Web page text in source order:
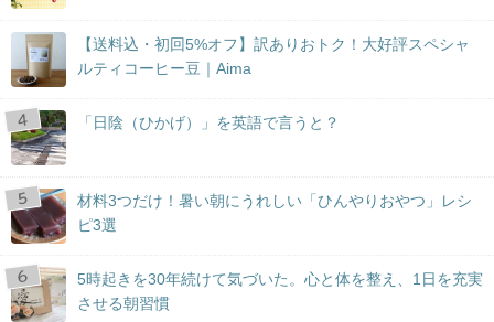
【送料込・初回5%オフ】訳ありおトク！大好評スペシャ
ルティコーヒー豆｜Aima
「日陰（ひかげ）」を英語で言うと？
材料3つだけ！暑い朝にうれしい「ひんやりおやつ」レシ
ピ3選
5時起きを30年続けて気づいた。心と体を整え、1日を充実
させる朝習慣